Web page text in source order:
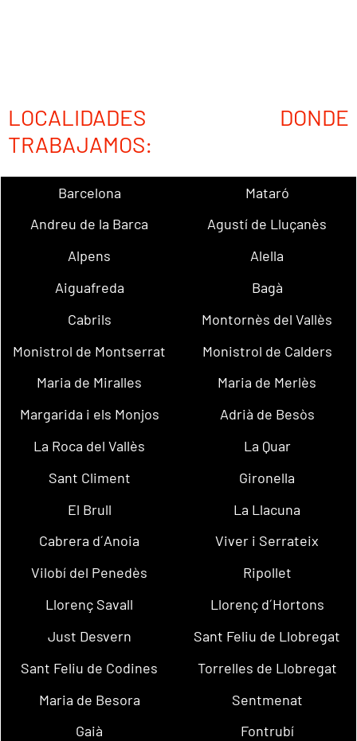
LOCALIDADES DONDE
TRABAJAMOS:
Barcelona
Mataró
Andreu de la Barca
Agustí de Lluçanès
Alpens
Alella
Aiguafreda
Bagà
Cabrils
Montornès del Vallès
Monistrol de Montserrat
Monistrol de Calders
Maria de Miralles
Maria de Merlès
Margarida i els Monjos
Adrià de Besòs
La Roca del Vallès
La Quar
Sant Climent
Gironella
El Brull
La Llacuna
Cabrera d´Anoia
Viver i Serrateix
Vilobí del Penedès
Ripollet
Llorenç Savall
Llorenç d´Hortons
Just Desvern
Sant Feliu de Llobregat
Sant Feliu de Codines
Torrelles de Llobregat
Maria de Besora
Sentmenat
Gaià
Fontrubí